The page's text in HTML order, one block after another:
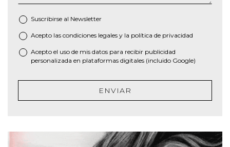
Suscribirse al Newsletter
* Acepto las condiciones legales y la política de privacidad
Acepto el uso de mis datos para recibir publicidad
personalizada en plataformas digitales (incluido Google)
ENVIAR